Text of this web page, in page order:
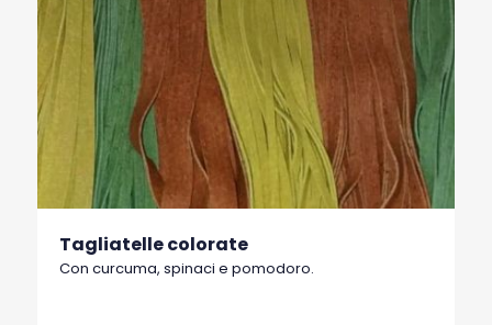
Tagliatelle colorate
Con curcuma, spinaci e pomodoro.